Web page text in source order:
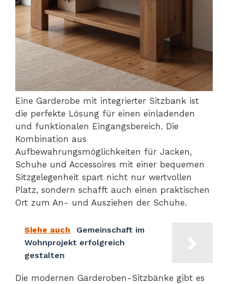
Eine Garderobe mit integrierter Sitzbank ist
die perfekte Lösung für einen einladenden
und funktionalen Eingangsbereich. Die
Kombination aus
Aufbewahrungsmöglichkeiten für Jacken,
Schuhe und Accessoires mit einer bequemen
Sitzgelegenheit spart nicht nur wertvollen
Platz, sondern schafft auch einen praktischen
Ort zum An- und Ausziehen der Schuhe.
Siehe auch
Gemeinschaft im
Wohnprojekt erfolgreich
gestalten
Die modernen Garderoben-Sitzbänke gibt es